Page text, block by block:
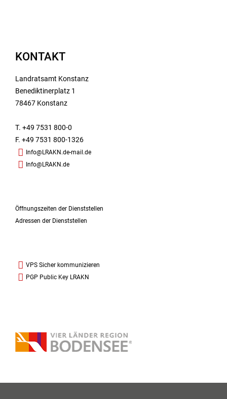
KONTAKT
Landratsamt Konstanz
Benediktinerplatz 1
78467 Konstanz
T. +49 7531 800-0
F. +49 7531 800-1326
Info@LRAKN.de-mail.de
Info@LRAKN.de
Öffnungszeiten der Dienststellen
Adressen der Dienststellen
VPS Sicher kommunizieren
PGP Public Key LRAKN